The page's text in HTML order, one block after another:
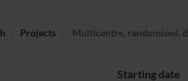
Projects Multicentre, randomised,
Starting date